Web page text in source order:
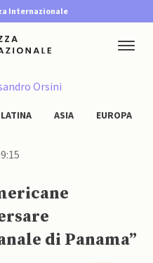
Internazionale
Orsini
ASIA EUROPA
di Panama”